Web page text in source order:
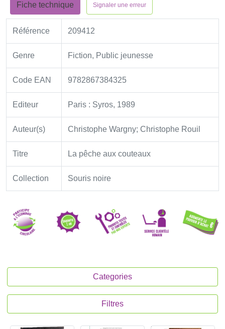
Fiche technique Signaler une erreur
Référence 209412
Genre Fiction, Public jeunesse
Code EAN 9782867384325
Editeur Paris : Syros, 1989
Auteur(s) Christophe Wargny; Christophe Rouil
Titre La pêche aux couteaux
Collection Souris noire
Categories
Filtres